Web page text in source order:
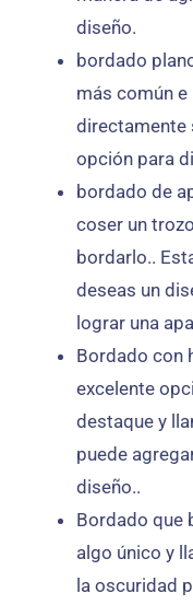
diseño.
bordado
más común
directamente
opción para
bordado de
coser un
bordarlo..
deseas un
lograr una
Bordado con
excelente
destaque y
puede
diseño..
Bordado que
algo único y
la oscuridad